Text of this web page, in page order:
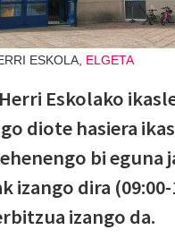
ESKOLA, ELGETA
Eskolako
diote hasiera
bi eguna
izango dira (09:00-
izango da.